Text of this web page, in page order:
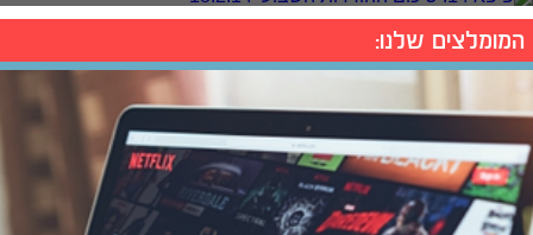
המומלצים שלנו: